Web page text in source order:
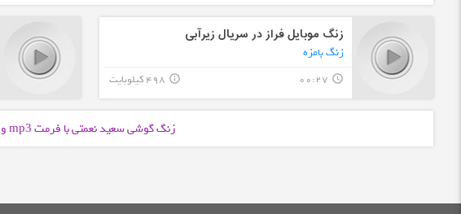
زنگ موبایل فراز در سریال زیرآبی
زنگ بامزه
query_builder
00:27 498 کیلوبایت info_outline
زنگ گوشی سعید نعمتی با فرمت mp3